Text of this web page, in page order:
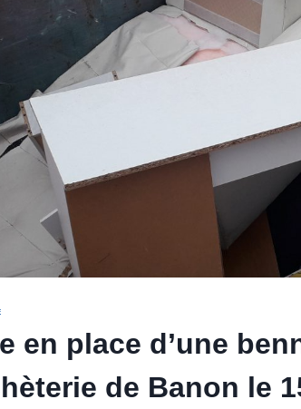
en place d’une
de Banon le